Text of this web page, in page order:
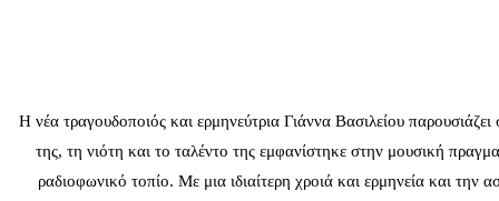
Η νέα τραγουδοποιός και ερμηνεύτρια Γιάννα Βασιλείου
της, τη νιότη και το ταλέντο της εμφανίστηκε στην μουσική
ραδιοφωνικό τοπίο. Με μια ιδιαίτερη χροιά και ερμηνεία και